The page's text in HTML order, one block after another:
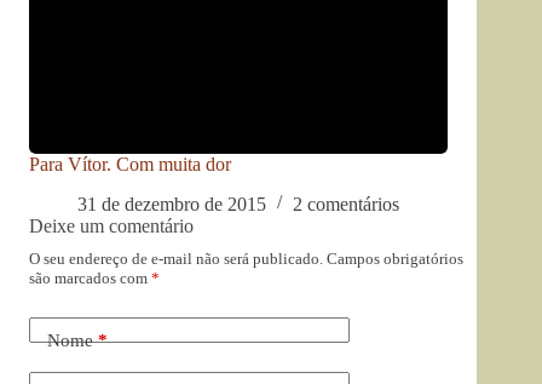
Para Vítor. Com muita dor
31 de dezembro de 2015
2 comentários
Deixe um comentário
O seu endereço de e-mail não será publicado. Campos obrigatórios
são marcados com *
Nome*